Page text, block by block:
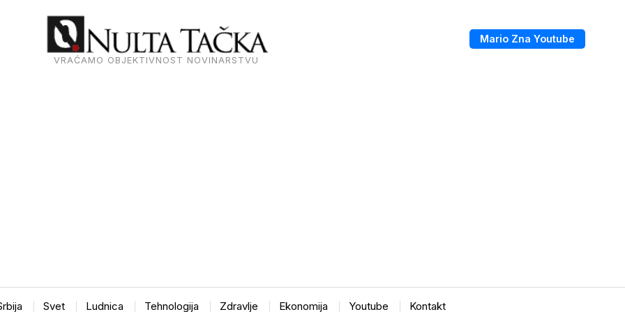
VRAĆAMO OBJEKTIVNOST NOVINARSTVU
Mario Zna Youtube
Svet Ludnica Tehnologija Zdravlje Ekonomija Youtube Kontakt